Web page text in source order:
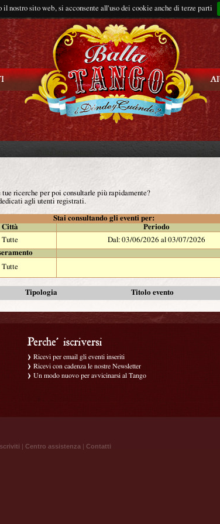
il nostro sito web, si acconsente all'uso dei cookie anche di terze parti
ricerche per poi consultarle più rapidamente?
agli utenti registrati.
Stai consultando gli eventi per:
Città Periodo
Tutte Dal: 03/06/2026 al 03/07/2026
Tutte
Tipologia Titolo evento
Ricevi per email gli eventi inseriti
Ricevi con cadenza le nostre Newsletter
Un modo nuovo per avvicinarsi al Tango
| Centro assistenza | Contatti